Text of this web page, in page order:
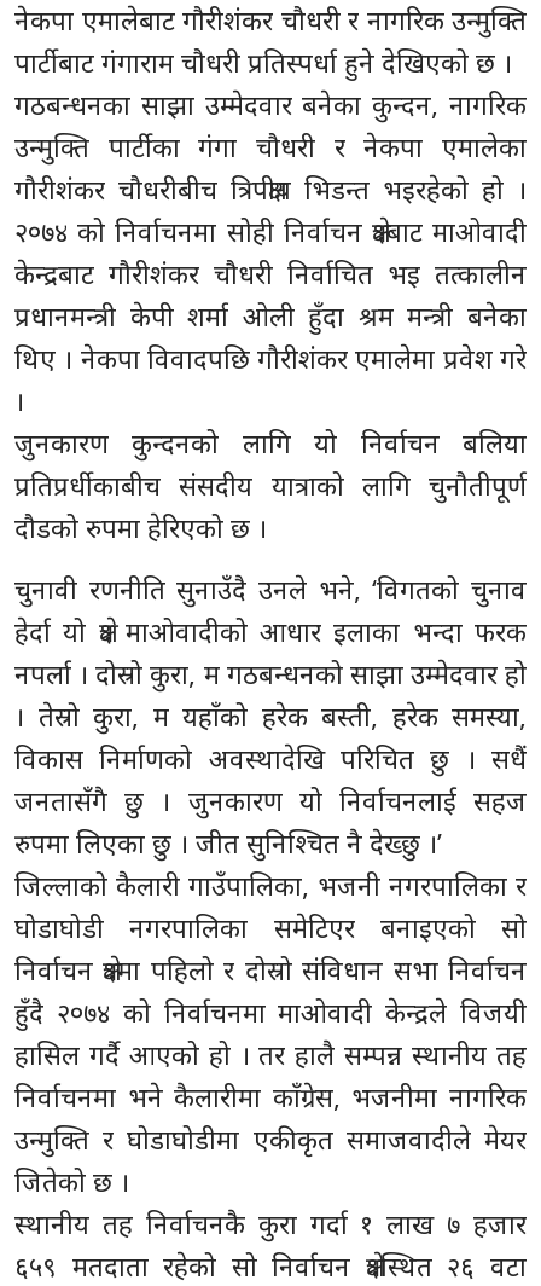
नेकपा एमालेबाट गौरीशंकर चौधरी र नागरिक उन्मुक्ति
पार्टीबाट गंगाराम चौधरी प्रतिस्पर्धा हुने देखिएको छ ।
गठबन्धनका साझा उम्मेदवार बनेका कुन्दन, नागरिक
उन्मुक्ति पार्टीका गंगा चौधरी र नेकपा एमालेका
गौरीशंकर चौधरीबीच त्रिपक्षीय भिडन्त भइरहेको हो ।
२०७४ को निर्वाचनमा सोही निर्वाचन क्षेत्रबाट माओवादी
केन्द्रबाट गौरीशंकर चौधरी निर्वाचित भइ तत्कालीन
प्रधानमन्त्री केपी शर्मा ओली हुँदा श्रम मन्त्री बनेका
थिए । नेकपा विवादपछि गौरीशंकर एमालेमा प्रवेश गरे
।
जुनकारण कुन्दनको लागि यो निर्वाचन बलिया
प्रतिप्रर्धीकाबीच संसदीय यात्राको लागि चुनौतीपूर्ण
दौडको रुपमा हेरिएको छ ।
चुनावी रणनीति सुनाउँदै उनले भने, ‘विगतको चुनाव
हेर्दा यो क्षेत्र माओवादीको आधार इलाका भन्दा फरक
नपर्ला । दोस्रो कुरा, म गठबन्धनको साझा उम्मेदवार हो
। तेस्रो कुरा, म यहाँको हरेक बस्ती, हरेक समस्या,
विकास निर्माणको अवस्थादेखि परिचित छु । सधैं
जनतासँगै छु । जुनकारण यो निर्वाचनलाई सहज
रुपमा लिएका छु । जीत सुनिश्चित नै देख्छु ।’
जिल्लाको कैलारी गाउँपालिका, भजनी नगरपालिका र
घोडाघोडी नगरपालिका समेटिएर बनाइएको सो
निर्वाचन क्षेत्रमा पहिलो र दोस्रो संविधान सभा निर्वाचन
हुँदै २०७४ को निर्वाचनमा माओवादी केन्द्रले विजयी
हासिल गर्दै आएको हो । तर हालै सम्पन्न स्थानीय तह
निर्वाचनमा भने कैलारीमा काँग्रेस, भजनीमा नागरिक
उन्मुक्ति र घोडाघोडीमा एकीकृत समाजवादीले मेयर
जितेको छ ।
स्थानीय तह निर्वाचनकै कुरा गर्दा १ लाख ७ हजार
६५९ मतदाता रहेको सो निर्वाचन क्षेत्रस्थित २६ वटा